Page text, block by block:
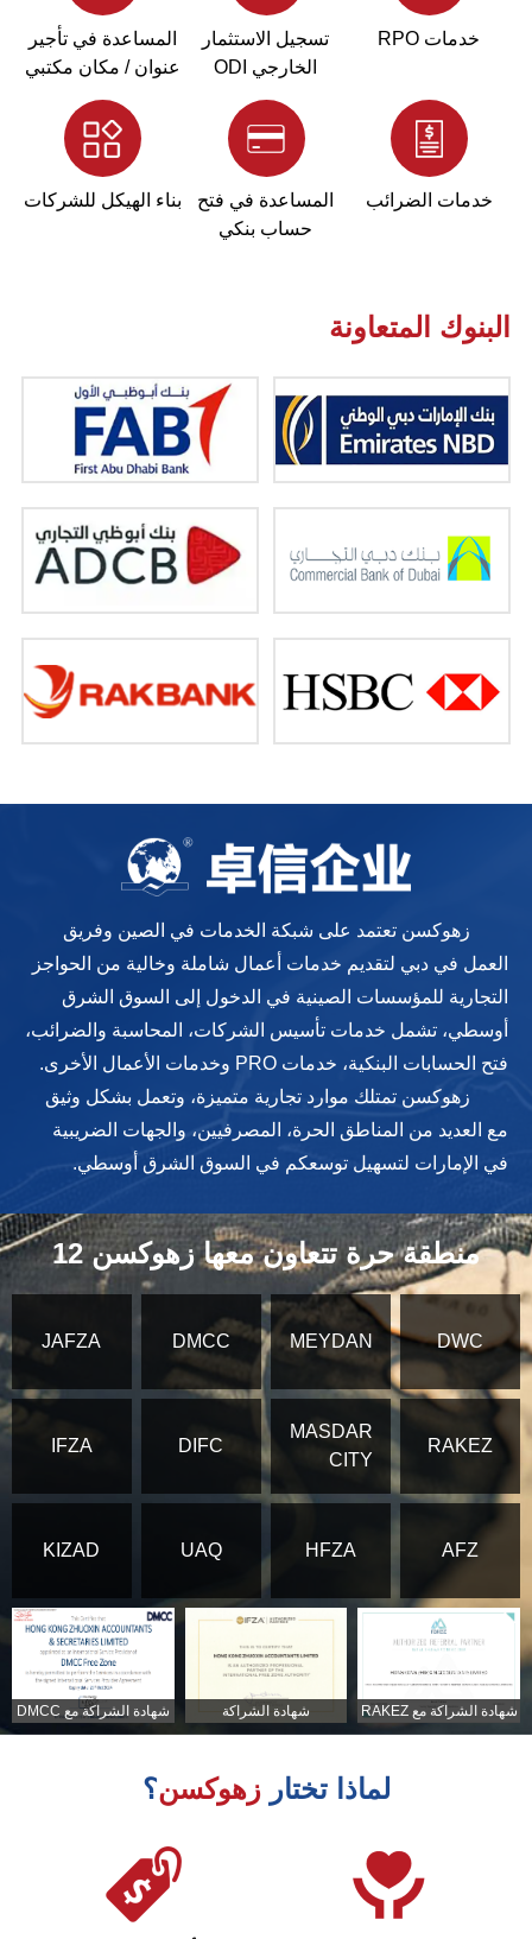
المساعدة في تأجير
عنوان / مكان مكتبي
تسجيل الاستثمار
الخارجي ODI
خدمات RPO
بناء الهيكل للشركات
المساعدة في فتح
حساب بنكي
خدمات الضرائب
البنوك المتعاونة
زهوكسن تعتمد على شبكة الخدمات في الصين وفريق
العمل في دبي لتقديم خدمات أعمال شاملة وخالية من الحواجز
التجارية للمؤسسات الصينية في الدخول إلى السوق الشرق
أوسطي، تشمل خدمات تأسيس الشركات، المحاسبة والضرائب،
فتح الحسابات البنكية، خدمات PRO وخدمات الأعمال الأخرى.
زهوكسن تمتلك موارد تجارية متميزة، وتعمل بشكل وثيق
مع العديد من المناطق الحرة، المصرفيين، والجهات الضريبية
في الإمارات لتسهيل توسعكم في السوق الشرق أوسطي.
12 منطقة حرة تتعاون معها زهوكسن
JAFZA DMCC MEYDAN DWC
IFZA DIFC
MASDAR
CITY
RAKEZ
KIZAD UAQ HFZA AFZ
شهادة الشراكة مع DMCC شهادة الشراكة شهادة الشراكة مع RAKEZ
لماذا تختارزهوكسن؟